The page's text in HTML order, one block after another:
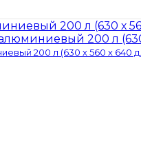
200 л (630 х 560 х 640